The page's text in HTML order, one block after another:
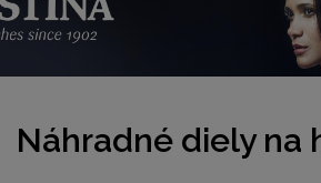
Náhradné diely na